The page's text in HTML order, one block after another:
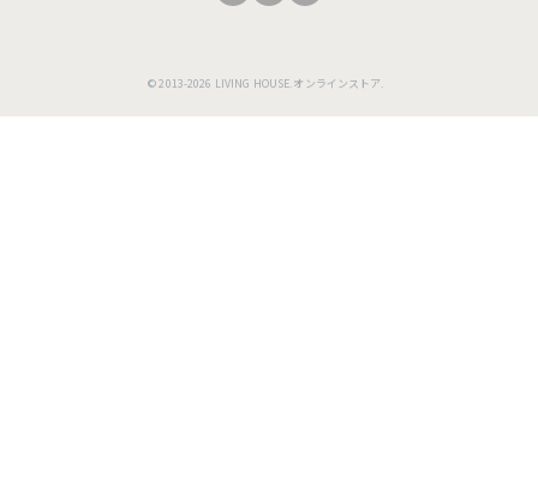
© 2013-2026 LIVING HOUSE.オンラインストア.